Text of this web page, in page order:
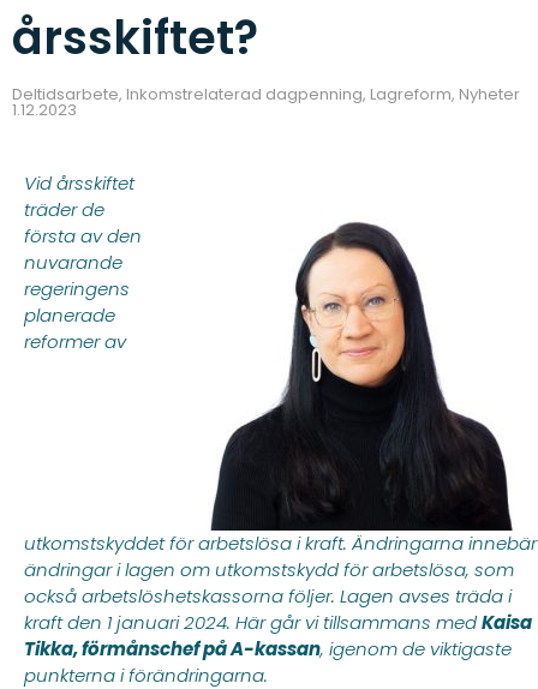
årsskiftet?
Deltidsarbete, Inkomstrelaterad dagpenning, Lagreform, Nyheter
1.12.2023
Vid årsskiftet
träder de
första av den
nuvarande
regeringens
planerade
reformer av
utkomstskyddet för arbetslösa i kraft. Ändringarna innebär
ändringar i lagen om utkomstskydd för arbetslösa, som
också arbetslöshetskassorna följer. Lagen avses träda i
kraft den 1 januari 2024. Här går vi tillsammans medKaisa
Tikka, förmånschef på A-kassan, igenom de viktigaste
punkterna i förändringarna.